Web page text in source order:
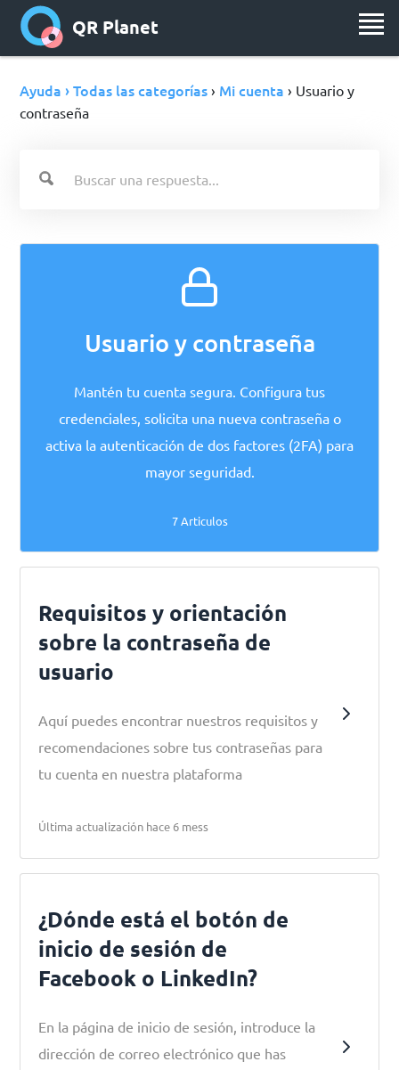
QR Planet
Ayuda › Todas las categorías › Mi cuenta › Usuario y
contraseña
Usuario y contraseña
Mantén tu cuenta segura. Configura tus
credenciales, solicita una nueva contraseña o
activa la autenticación de dos factores (2FA) para
mayor seguridad.
7 Articulos
Requisitos y orientación
sobre la contraseña de
usuario
Aquí puedes encontrar nuestros requisitos y
recomendaciones sobre tus contraseñas para
tu cuenta en nuestra plataforma
Última actualización hace 6 mess
¿Dónde está el botón de
inicio de sesión de
Facebook o LinkedIn?
En la página de inicio de sesión, introduce la
dirección de correo electrónico que has